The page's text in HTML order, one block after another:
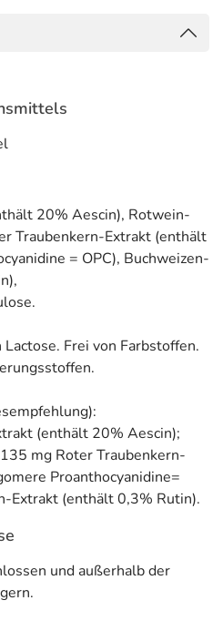
20% Aescin), Rotwein-
Traubenkern-Extrakt (enthält
= OPC), Buchweizen-
Frei von Farbstoffen.
(enthält 20% Aescin);
mg Roter Traubenkern-
Proanthocyanidine=
Extrakt (enthält 0,3% Rutin).
und außerhalb der